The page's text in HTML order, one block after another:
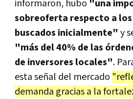
informaron, hubo "una
sobreoferta respecto a
buscados inicialmente" y
"más del 40% de las
de inversores locales".
esta señal del mercado
demanda gracias a la